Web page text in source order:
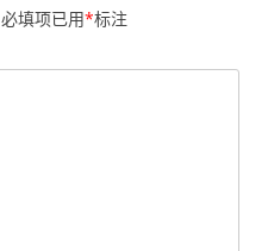
必填项已用*标注